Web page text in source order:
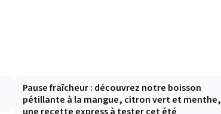
Pause fraîcheur : découvrez notre boisson
pétillante à la mangue, citron vert et menthe,
une recette express à tester cet été